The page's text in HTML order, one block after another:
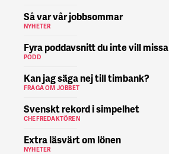
Så var vår jobbsommar
NYHETER
Fyra poddavsnitt du inte vill missa
PODD
Kan jag säga nej till timbank?
FRÅGA OM JOBBET
Svenskt rekord i simpelhet
CHEFREDAKTÖREN
Extra läsvärt om lönen
NYHETER